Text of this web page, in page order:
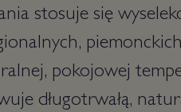
stosuje się
pokojowej
długotrwałą,